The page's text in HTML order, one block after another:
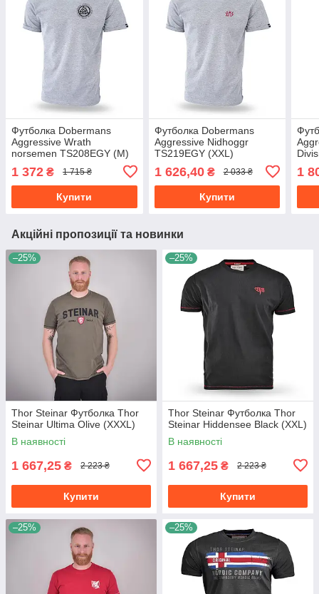
Футболка Dobermans
Aggressive Wrath
norsemen TS208EGY (M)
1 372 ₴ 1 715 ₴
Купити
Футболка Dobermans
Aggressive Nidhoggr
TS219EGY (XXL)
1 626,40₴ 2 033 ₴
Купити
1
Акційні пропозиції та новинки
–25%
Thor Steinar Футболка Thor
Steinar Ultima Olive (XXXL)
В наявності
1 667,25 ₴ 2 223 ₴
Купити
–25%
Thor Steinar Футболка Thor
Steinar Hiddensee Black (XXL)
В наявності
1 667,25 ₴ 2 223 ₴
Купити
–25% –25%